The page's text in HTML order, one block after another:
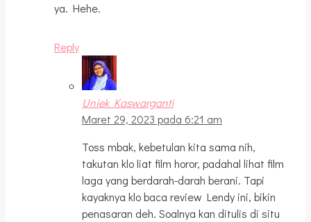
ya. Hehe.
Reply
Uniek Kaswarganti
Maret 29, 2023 pada 6:21 am
Toss mbak, kebetulan kita sama nih,
takutan klo liat film horor, padahal lihat film
laga yang berdarah-darah berani. Tapi
kayaknya klo baca review Lendy ini, bikin
penasaran deh. Soalnya kan ditulis di situ